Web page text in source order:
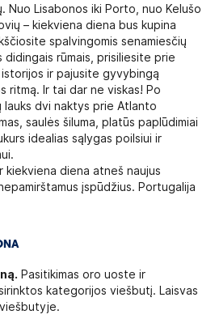
Nuo Lisabonos iki Porto, nuo Kelušo
– kiekviena diena bus kupina
spalvingomis senamiesčių
rūmais, prisiliesite prie
ir pajusite gyvybingą
ritmą. Ir tai dar ne viskas! Po
lauks dvi naktys prie Atlanto
saulės šiluma, platūs paplūdimiai
idealias sąlygas poilsiui ir
kiekviena diena atneš naujus
įspūdžius. Portugalija
Pasitikimas oro uoste ir
kategorijos viešbutį. Laisvas